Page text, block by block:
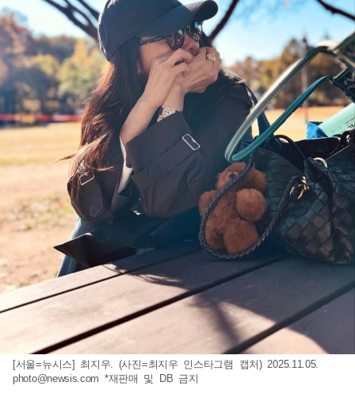
[서울=뉴시스] 최지우. (사진=최지우 인스타그램 캡처) 2025.11.05.
photo@newsis.com *재판매 및 DB 금지